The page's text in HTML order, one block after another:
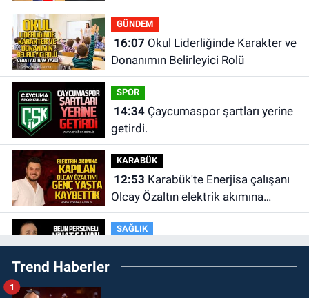
GÜNDEM
16:07
Donanımın Belirleyici Rolü
SPOR
14:34Çaycumaspor şartları yerine
getirdi.
KARABÜK
12:53
Olcay Özaltın elektrik akımına
kapılarak hayatını kaybetti.
SAĞLIK
11:22BEUN personeli Nihat Şahan
Kalaycı hayatını kaybetti
Trend Haberler
1